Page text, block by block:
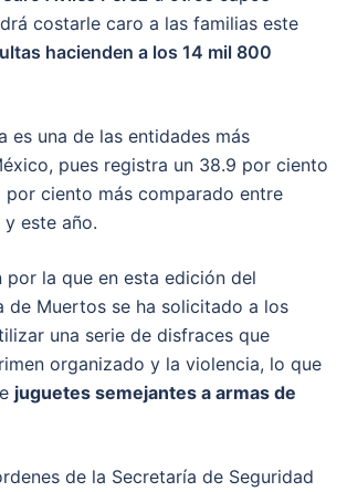
costarle caro a las familias este
hacienden a los 14 mil 800
es una de las entidades más
pues registra un 38.9 por ciento
por ciento más comparado entre
este año.
por la que en esta edición del
de Muertos se ha solicitado a los
una serie de disfraces que
organizado y la violencia, lo que
juguetes semejantes a armas de
de la Secretaría de Seguridad